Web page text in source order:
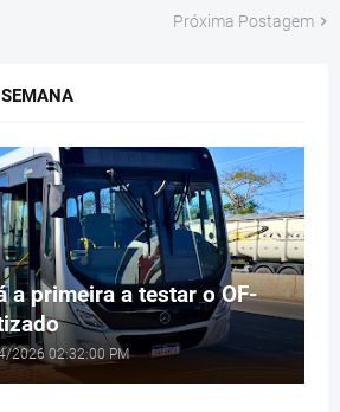
Próxima Postagem
a primeira a testar o OF-
2026 02:32:00 PM